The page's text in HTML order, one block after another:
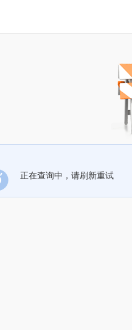
正在查询中，请刷新重试